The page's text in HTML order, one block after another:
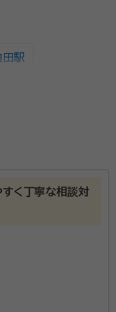
田駅
十条駅
く丁寧な相談対